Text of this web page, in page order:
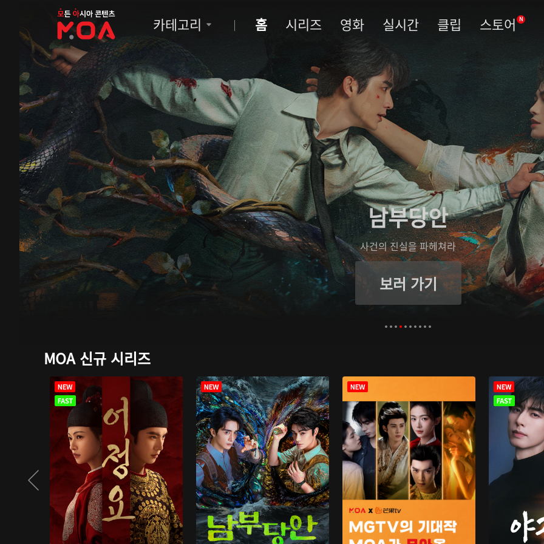
MOA
카테고리 홈 시리즈 영화 실시간 클립 스토어 N
남부당안
사건의 진실을 파헤쳐라
보러 가기
MOA 신규 시리즈